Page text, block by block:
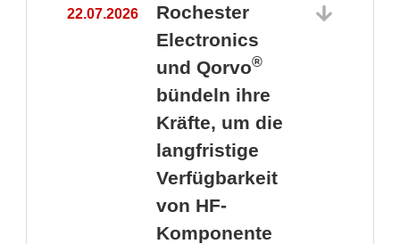
22.07.2026
Rochester
Electronics
und Qorvo®
bündeln ihre
Kräfte, um die
langfristige
Verfügbarkeit
von HF-
Komponente